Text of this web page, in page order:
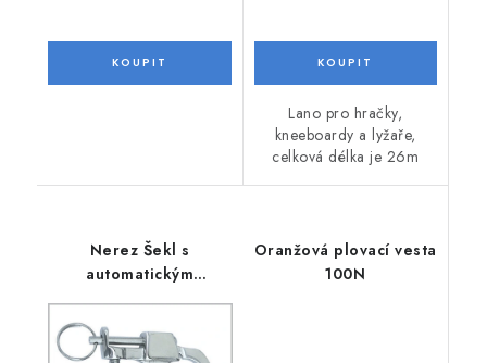
Lano pro hračky,
kneeboardy a lyžaře,
celková délka je 26m
Nerez Šekl s
automatickým
Oranžová plovací vesta
100N